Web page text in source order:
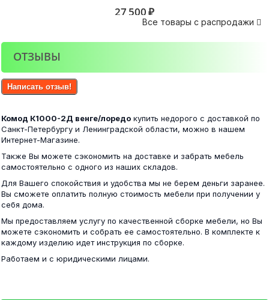
Комод Стандарт №6 NEW венге/лоредо
27 500 ₽
16 700 ₽
Кровать Дели 160 карамель подъемная
27 000 ₽
Все товары с распродажи 
ОТЗЫВЫ
Написать отзыв!
Комод К1000-2Д венге/лоредо купить недорого с доставкой по
Санкт-Петербургу и Ленинградской области, можно в нашем
Интернет-Магазине.
Также Вы можете сэкономить на доставке и забрать мебель
самостоятельно с одного из наших складов.
Для Вашего спокойствия и удобства мы не берем деньги заранее.
Вы сможете оплатить полную стоимость мебели при получении у
себя дома.
Мы предоставляем услугу по качественной сборке мебели, но Вы
можете сэкономить и собрать ее самостоятельно. В комплекте к
каждому изделию идет инструкция по сборке.
Работаем и с юридическими лицами.